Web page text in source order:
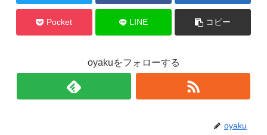
Pocket LINE コピー
oyakuをフォローする
oyaku